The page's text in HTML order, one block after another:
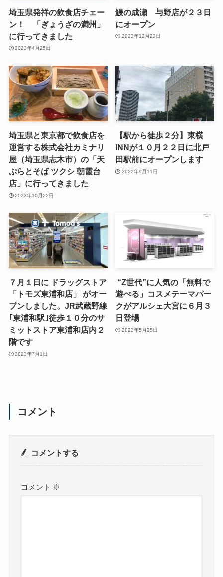
埼玉県発祥の飲食店チェー
ン！ 「ぎょうざの満州」
に行ってきました
2023年4月25日
鰻の成瀬 与野店が２３日
にオープン
2023年12月22日
埼玉県と東京都で飲食店を
運営する株式会社カミナリ
屋（埼玉県志木市）の「天
ぷらとそば ツクシ 朝霞台
店」に行ってきました
2023年10月22日
【駅から徒歩２分】東横
INNが１０月２２日に北戸
田駅前にオープンします
2022年9月11日
７月１日に ドラッグストア
「トモズ東浦和店」 がオー
プンしました。JR武蔵野線
｢東浦和駅｣徒歩１０分のサ
ミットストア東浦和店内２
階です
2023年7月1日
“Z世代”に人気の「無料で
遊べる」コスメテーマパー
クがアルシェ大宮に６月３
日登場
2023年5月25日
コメント
コメントする
コメント ※